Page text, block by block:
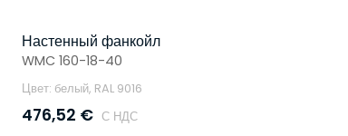
Настенный фанкойл
WMC 160-18-40
Цвет: белый, RAL 9016
476,52 € С НДС